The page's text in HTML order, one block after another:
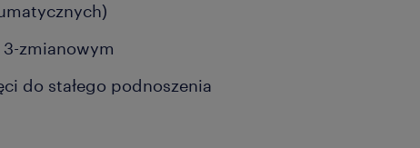
zmianowym
do stałego podnoszenia